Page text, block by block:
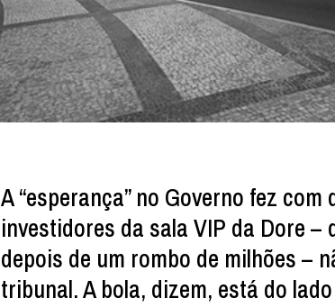
A “esperança” no Governo fez
investidores da sala VIP da Dore
depois de um rombo de milhões –
tribunal. A bola, dizem, está do